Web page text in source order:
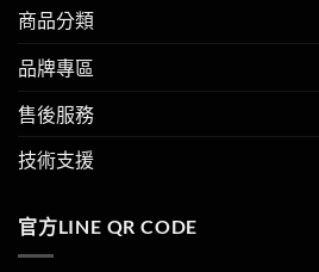
商品分類
品牌專區
售後服務
技術支援
官方LINE QR CODE